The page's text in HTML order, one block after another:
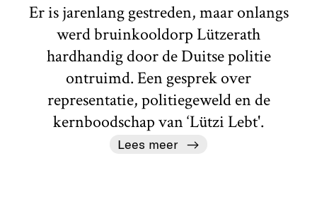
Er is jarenlang gestreden, maar onlangs
werd bruinkooldorp Lützerath
hardhandig door de Duitse politie
ontruimd. Een gesprek over
representatie, politiegeweld en de
kernboodschap van ‘Lützi Lebt'.
Lees meer